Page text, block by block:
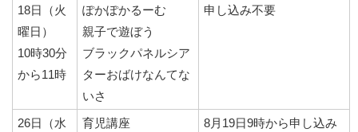
18日（火
曜日）
10時30分
から11時
ぽかぽかるーむ
親子で遊ぼう
ブラックパネルシア
ターおばけなんてな
いさ
申し込み不要
26日（水
育児講座
8月19日9時から申し込み